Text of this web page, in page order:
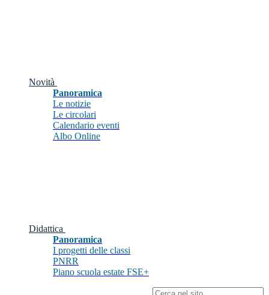
Novità
Panoramica
Le notizie
Le circolari
Calendario eventi
Albo Online
Didattica
Panoramica
I progetti delle classi
PNRR
Piano scuola estate FSE+